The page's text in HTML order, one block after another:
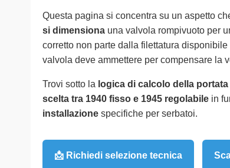
Questa pagina si concentra su un aspetto
si dimensiona una valvola rompivuoto per
corretto non parte dalla filettatura
valvola deve ammettere per compensare la
Trovi sotto la logica di calcolo della portata
scelta tra 1940 fisso e 1945 regolabile in
installazione specifiche per serbatoi.
📩 Richiedi selezione tecnica